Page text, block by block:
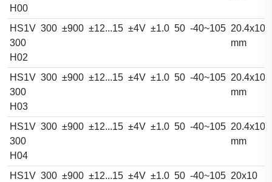
H00
HS1V
300
H02
300 ±900 ±12...15 ±4V ±1.0 50 -40~105
mm
HS1V
300
H03
300 ±900 ±12...15 ±4V ±1.0 50 -40~105
mm
HS1V
300
H04
300 ±900 ±12...15 ±4V ±1.0 50 -40~105
mm
HS1V 300 ±900 ±12...15 ±4V ±1.0 50 -40~105 20x10